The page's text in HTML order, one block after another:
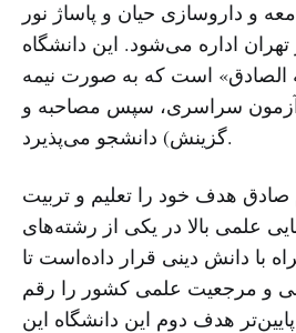
و داروسازی حیان و پاساژ نور
تهران اداره می‌شود. این دانشگاه
الصادق» است که به صورت نیمه
آزمون سراسری، سپس مصاحبه و
گزینش) دانشجو می‌پذیرد.
صادق هدف خود را تعلیم و تربیت
علمی بالا در یکی از رشته‌های
با دانش دینی قرار داده‌است تا
و مرجعیت علمی کشور را رقم
هدف دوم این دانشگاه این